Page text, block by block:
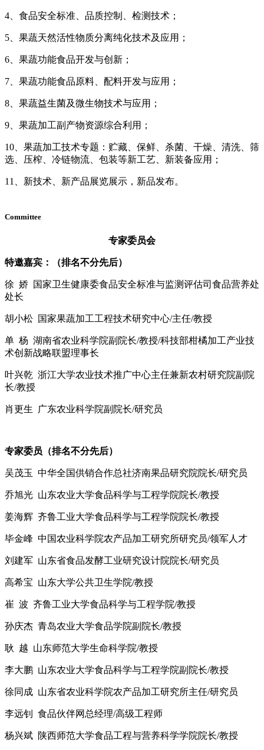
4、食品安全标准、品质控制、检测技术；
5、果蔬天然活性物质分离纯化技术及应用；
6、果蔬功能食品开发与创新；
7、果蔬功能食品原料、配料开发与应用；
8、果蔬益生菌及微生物技术与应用；
9、果蔬加工副产物资源综合利用；
10、果蔬加工技术专题：贮藏、保鲜、杀菌、干燥、清洗、筛
选、压榨、冷链物流、包装等新工艺、新装备应用；
11、新技术、新产品展览展示，新品发布。
Committee
专家委员会
特邀嘉宾：（排名不分先后）
徐 娇 国家卫生健康委食品安全标准与监测评估司食品营养处
处长
胡小松 国家果蔬加工工程技术研究中心/主任/教授
单 杨 湖南省农业科学院副院长/教授/科技部柑橘加工产业技
术创新战略联盟理事长
叶兴乾 浙江大学农业技术推广中心主任兼新农村研究院副院
长/教授
肖更生 广东农业科学院副院长/研究员
专家委员（排名不分先后）
吴茂玉 中华全国供销合作总社济南果品研究院院长/研究员
乔旭光 山东农业大学食品科学与工程学院院长/教授
姜海辉 齐鲁工业大学食品科学与工程学院院长/教授
毕金峰 中国农业科学院农产品加工研究所研究员/领军人才
刘建军 山东省食品发酵工业研究设计院院长/研究员
高希宝 山东大学公共卫生学院/教授
崔 波 齐鲁工业大学食品科学与工程学院/教授
孙庆杰 青岛农业大学食品学院副院长/教授
耿 越 山东师范大学生命科学院/教授
李大鹏 山东农业大学食品科学与工程学院副院长/教授
徐同成 山东省农业科学院农产品加工研究所主任/研究员
李远钊 食品伙伴网总经理/高级工程师
杨兴斌 陕西师范大学食品工程与营养科学学院院长/教授